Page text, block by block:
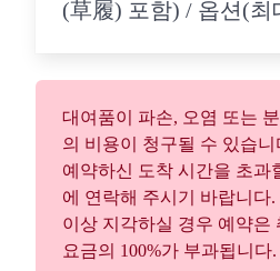
(草履) 포함) / 옵션(최
대여품이 파손, 오염 또는
의 비용이 청구될 수 있습니
예약하신 도착 시간을 초과
에 연락해 주시기 바랍니다
이상 지각하실 경우 예약은
요금의 100%가 부과됩니